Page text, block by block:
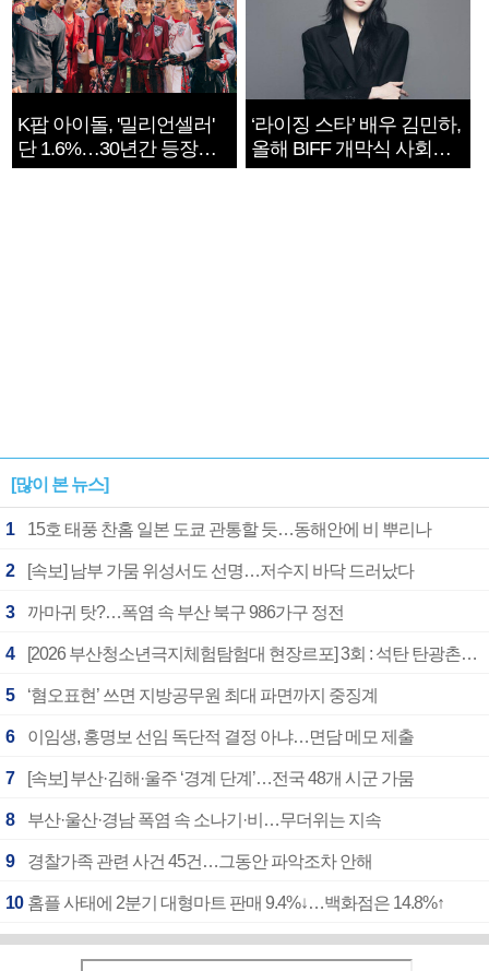
K팝 아이돌, '밀리언셀러'
단 1.6%…30년간 등장
1182개팀 전수조사
‘라이징 스타’ 배우 김민하,
올해 BIFF 개막식 사회자
확정
[많이 본 뉴스]
1 15호 태풍 찬홈 일본 도쿄 관통할 듯…동해안에 비 뿌리나
2 [속보] 남부 가뭄 위성서도 선명…저수지 바닥 드러났다
3 까마귀 탓?…폭염 속 부산 북구 986가구 정전
4 [2026 부산청소년극지체험탐험대 현장르포] 3회 : 석탄 탄광촌에서 북극 연구의 중심지로
5 ‘혐오표현’ 쓰면 지방공무원 최대 파면까지 중징계
6 이임생, 홍명보 선임 독단적 결정 아냐…면담 메모 제출
7 [속보] 부산·김해·울주 ‘경계 단계’…전국 48개 시군 가뭄
8 부산·울산·경남 폭염 속 소나기·비…무더위는 지속
9 경찰가족 관련 사건 45건…그동안 파악조차 안해
10 홈플 사태에 2분기 대형마트 판매 9.4%↓…백화점은 14.8%↑